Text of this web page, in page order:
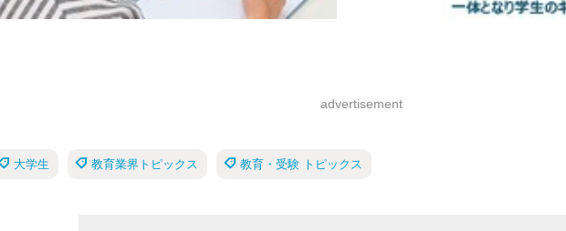
advertisement
大学生 教育業界トピックス 教育・受験 トピックス